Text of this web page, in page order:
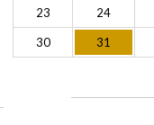
23 24
30 31